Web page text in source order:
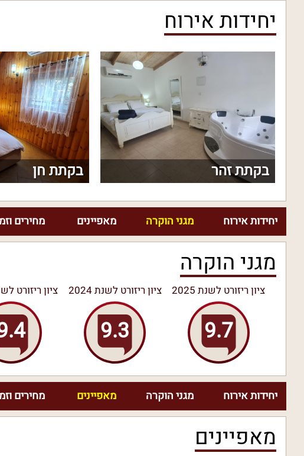
יחידות אירוח
בקתת זהר בקתת חן
יחידות אירוח מגני הוקרה מאפיינים מחירים
מגני הוקרה
ציון ריזורט לשנת 2025
9.7
ציון ריזורט לשנת 2024
9.3
ציון ריזורט לשנת
יחידות אירוח מגני הוקרה מאפיינים מחירים
מאפיינים